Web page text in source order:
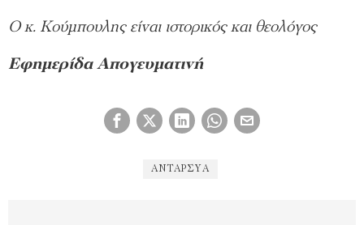
Ο κ. Κούμπουλης είναι ιστορικός και θεολόγος
Εφημερίδα Απογευματινή
ΑΝΤΑΡΣΥΑ